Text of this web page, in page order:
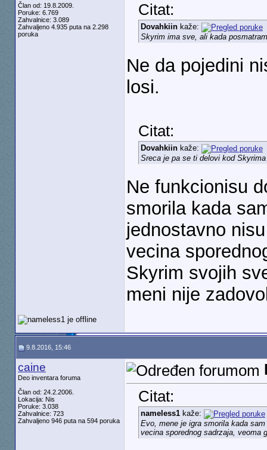
Član od: 19.8.2009.
Poruke: 6.769
Zahvalnice: 3.089
Zahvaljeno 4.935 puta na 2.298
poruka
Citat:
Dovahkiinkaže:
Skyrim ima sve, ali kada
Ne da pojedini
losi.
Citat:
Dovahkiinkaže:
Sreca je pa se ti delovi kod
Ne funkcionisu
smorila kada
jednostavno
vecina
Skyrim svojih
meni nije
9.8.2016, 15:46
caine
Deo inventara foruma
Član od: 24.2.2006.
Lokacija: Nis
Poruke: 3.038
Zahvalnice: 723
Zahvaljeno 946 puta na 594 poruka
Citat:
nameless1kaže:
Evo, mene je igra smorila kada
vecina sporednog sadrzaja, veoma